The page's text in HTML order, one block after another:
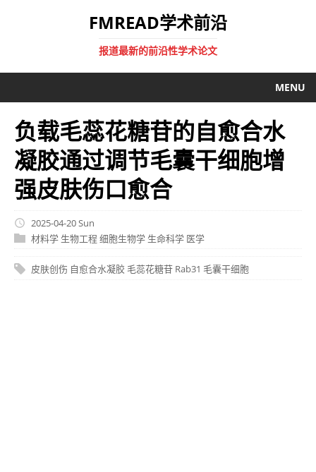
FMREAD学术前沿
报道最新的前沿性学术论文
MENU
负载毛蕊花糖苷的自愈合水
凝胶通过调节毛囊干细胞增
强皮肤伤口愈合
2025-04-20 Sun
材料学 生物工程细胞生物学 生命科学 医学
皮肤创伤 自愈合水凝胶 毛蕊花糖苷 Rab31 毛囊干细胞